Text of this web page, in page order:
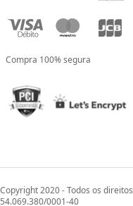
Compra 100% segura
Copyright 2020 - Todos os
54.069.380/0001-40